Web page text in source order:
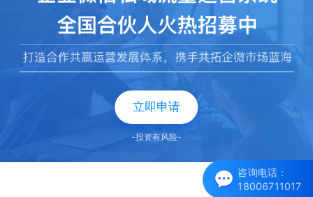
立即申请
-投资有风险-
咨询电话：
18006711017